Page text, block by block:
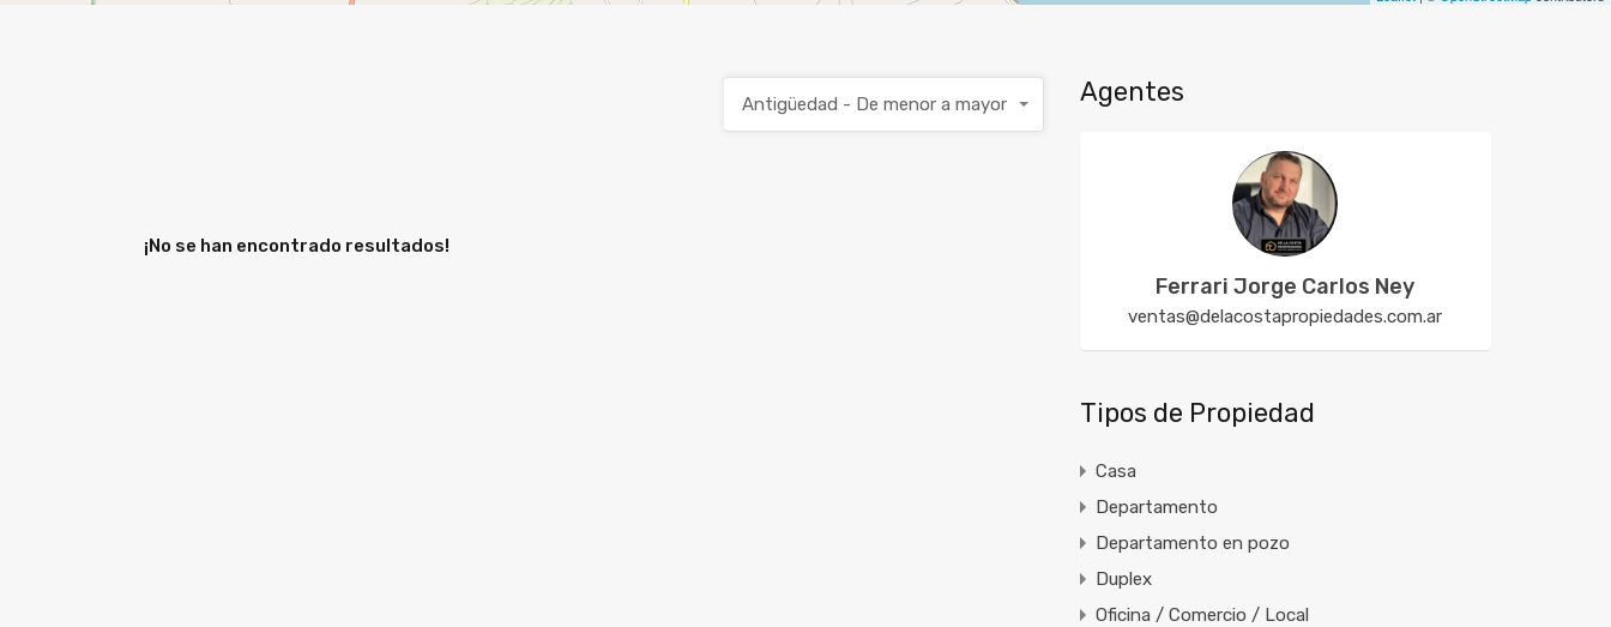
Antigüedad - De menor a mayor
¡No se han encontrado resultados!
Agentes
Ferrari Jorge Carlos Ney
ventas@delacostapropiedades.com.ar
Tipos de Propiedad
Casa
Departamento
Departamento en pozo
Duplex
Oficina / Comercio / Local